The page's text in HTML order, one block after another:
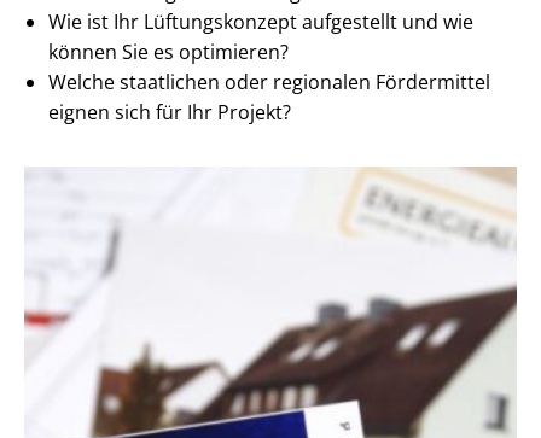
Wie ist Ihr Lüftungskonzept aufgestellt und wie
können Sie es optimieren?
Welche staatlichen oder regionalen Fördermittel
eignen sich für Ihr Projekt?